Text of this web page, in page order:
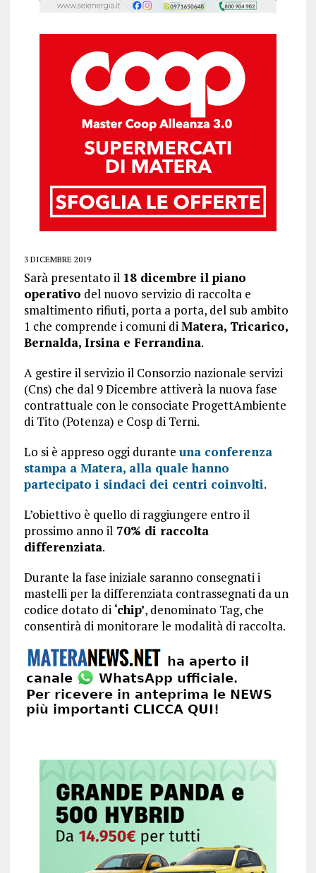
3 DICEMBRE 2019
Sarà presentato il 18 dicembre il piano
operativo del nuovo servizio di raccolta e
smaltimento rifiuti, porta a porta, del sub ambito
1 che comprende i comuni diMatera, Tricarico,
Bernalda, Irsina e Ferrandina.
A gestire il servizio il Consorzio nazionale servizi
(Cns) che dal 9 Dicembre attiverà la nuova fase
contrattuale con le consociate ProgettAmbiente
di Tito (Potenza) e Cosp di Terni.
Lo si è appreso oggi durante una conferenza
stampa a Matera, alla quale hanno
partecipato i sindaci dei centri coinvolti.
L’obiettivo è quello di raggiungere entro il
prossimo anno il70% di raccolta
differenziata.
Durante la fase iniziale saranno consegnati i
mastelli per la differenziata contrassegnati da un
codice dotato di ‘chip’, denominato Tag, che
consentirà di monitorare le modalità di raccolta.